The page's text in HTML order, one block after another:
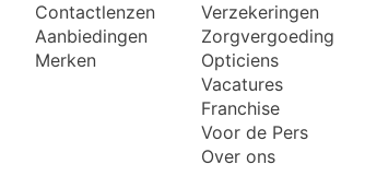
Contactlenzen
Aanbiedingen
Merken
Verzekeringen
Zorgvergoeding
Opticiens
Vacatures
Franchise
Voor de Pers
Over ons